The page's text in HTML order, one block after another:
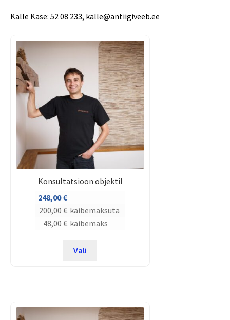
Kalle Kase: 52 08 233, kalle@antiigiveeb.ee
Konsultatsioon objektil
248,00€
200,00 € käibemaksuta
48,00 € käibemaks
Vali